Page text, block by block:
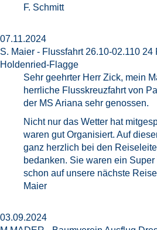
F. Schmitt
07.11.2024
S. Maier - Flussfahrt 26.10-02.110
Holdenried-Flagge
Sehr geehrter Herr Zick, mein
herrliche Flusskreuzfahrt von
der MS Ariana sehr genossen.
Nicht nur das Wetter hat
waren gut Organisiert. Auf
ganz herzlich bei den
bedanken. Sie waren ein
schon auf unsere nächste
Maier
03.09.2024